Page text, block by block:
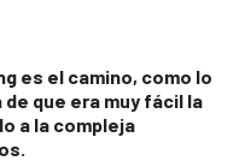
es el camino, como lo
que era muy fácil la
a la compleja